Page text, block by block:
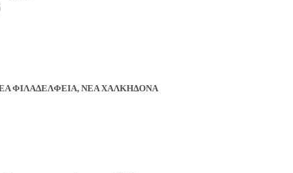
ΦΙΛΑΔΕΛΦΕΙΑ, ΝΕΑ ΧΑΛΚΗΔΟΝΑ